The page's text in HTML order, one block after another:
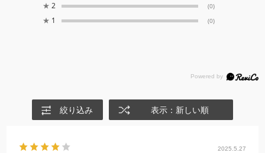
★ 2 (0)
★ 1 (0)
絞り込み 表示：新しい順
2025.5.27